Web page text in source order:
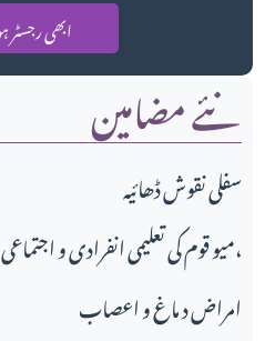
ابھی
نئے مضامین
سفلی نقوش ڈھائیہ
میو قوم کی تعلیمی انفرادی و اجتماعی سرگرمیاں،
امراض د ماغ و اعصاب